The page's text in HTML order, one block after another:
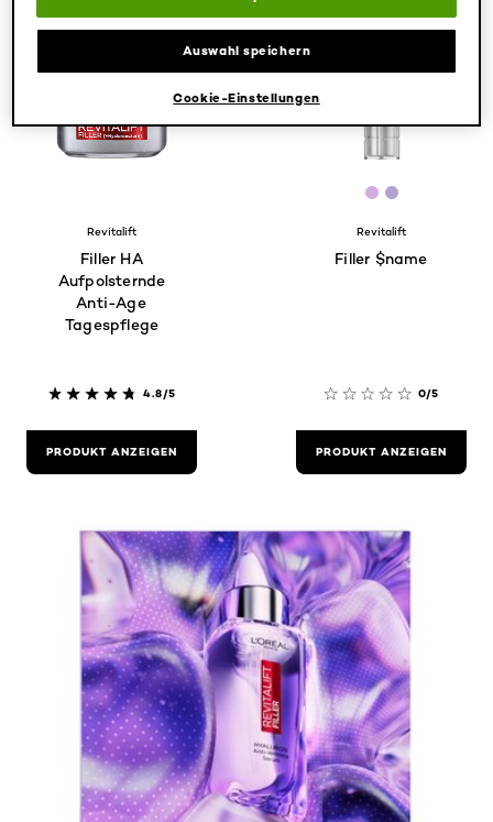
Revitalift
Filler HA
Aufpolsternde
Anti-Age
Tagespflege
4.8/5
PRODUKT ANZEIGEN
[Color]:
[Color]:
Revitalift
Filler $name
0/5
PRODUKT ANZEIGEN
Auswahl speichern
Cookie-Einstellungen